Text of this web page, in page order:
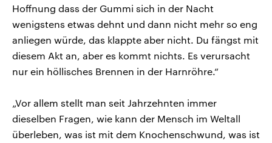
Hoffnung dass der Gummi sich in der Nacht
wenigstens etwas dehnt und dann nicht mehr so eng
anliegen würde, das klappte aber nicht. Du fängst mit
diesem Akt an, aber es kommt nichts. Es verursacht
nur ein höllisches Brennen in der Harnröhre.“
„Vor allem stellt man seit Jahrzehnten immer
dieselben Fragen, wie kann der Mensch im Weltall
überleben, was ist mit dem Knochenschwund, was ist